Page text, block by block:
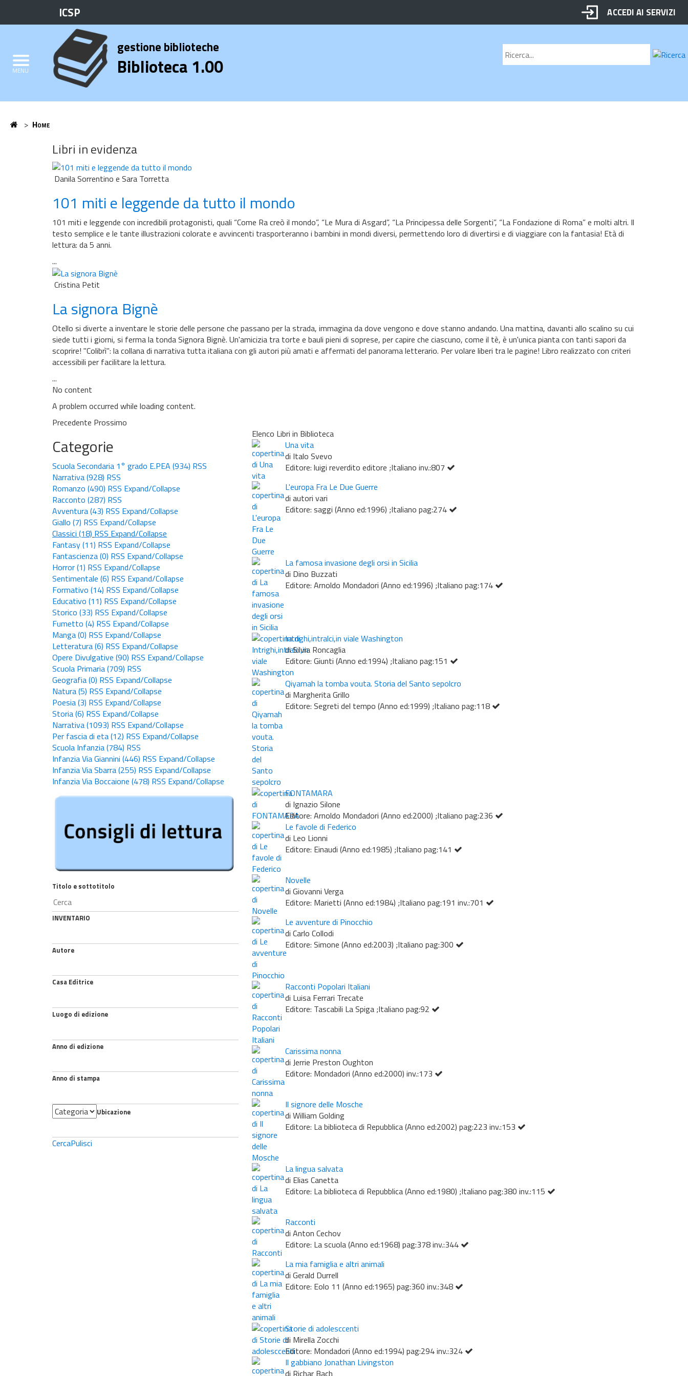
Credits
ICSP ACCEDI AI SERVIZI
Biblioteca
MENU
gestione biblioteche
Biblioteca 1.00
Motore
Home
> Home
Libri in evidenza
Danila Sorrentino e Sara Torretta
101 miti e leggende da tutto il mondo
101 miti e leggende con incredibili protagonisti, quali “Come Ra creò il mondo”, “Le Mura di Asgard”, “La Principessa delle Sorgenti”, “La Fondazione di Roma” e molti altri. Il
testo semplice e le tante illustrazioni colorate e avvincenti trasporteranno i bambini in mondi diversi, permettendo loro di divertirsi e di viaggiare con la fantasia! Età di
lettura: da 5 anni.
...
Cristina Petit
La signora Bignè
Otello si diverte a inventare le storie delle persone che passano per la strada, immagina da dove vengono e dove stanno andando. Una mattina, davanti allo scalino su cui
siede tutti i giorni, si ferma la tonda Signora Bignè. Un'amicizia tra torte e bauli pieni di soprese, per capire che ciascuno, come il tè, è un'unica pianta con tanti sapori da
scoprire! ''Colibrì'': la collana di narrativa tutta italiana con gli autori più amati e affermati del panorama letterario. Per volare liberi tra le pagine! Libro realizzato con criteri
accessibili per facilitare la lettura.
...
No content
A problem occurred while loading content.
Precedente Prossimo
Categorie
Scuola Secondaria 1° grado E.PEA (934) RSS
Narrativa(928) RSS
Romanzo (490) RSS Expand/Collapse
Racconto (287) RSS
Avventura(43) RSS Expand/Collapse
Giallo (7) RSS Expand/Collapse
Classici (18) RSS Expand/Collapse
Fantasy(11) RSS Expand/Collapse
Fantascienza(0) RSS Expand/Collapse
Horror(1) RSS Expand/Collapse
Sentimentale (6) RSS Expand/Collapse
Formativo (14) RSS Expand/Collapse
Educativo (11) RSS Expand/Collapse
Storico (33) RSS Expand/Collapse
Fumetto (4) RSS Expand/Collapse
Manga(0) RSS Expand/Collapse
Letteratura(6) RSS Expand/Collapse
Opere Divulgative (90) RSS Expand/Collapse
Scuola Primaria(709) RSS
Geografia(0) RSS Expand/Collapse
Natura(5) RSS Expand/Collapse
Poesia(3) RSS Expand/Collapse
Storia(6) RSS Expand/Collapse
Narrativa(1093) RSS Expand/Collapse
Per fascia di eta(12) RSS Expand/Collapse
Scuola Infanzia(784) RSS
Infanzia Via Giannini (446) RSS Expand/Collapse
Infanzia Via Sbarra(255) RSS Expand/Collapse
Infanzia Via Boccaione (478) RSS Expand/Collapse
Titolo e sottotitolo
INVENTARIO
Autore
Casa Editrice
Luogo di edizione
Anno di edizione
Anno di stampa
Categoria Ubicazione
CercaPulisci
Elenco Libri in Biblioteca
Una vita
di Italo Svevo
Editore: luigi reverdito editore ;Italiano inv.:807
L'europa Fra Le Due Guerre
di autori vari
Editore: saggi (Anno ed:1996) ;Italiano pag:274
La famosa invasione degli orsi in Sicilia
di Dino Buzzati
Editore: Arnoldo Mondadori (Anno ed:1996) ;Italiano pag:174
Intrighi,intralci,in viale Washington
di Silvia Roncaglia
Editore: Giunti (Anno ed:1994) ;Italiano pag:151
Qiyamah la tomba vouta. Storia del Santo sepolcro
di Margherita Grillo
Editore: Segreti del tempo (Anno ed:1999) ;Italiano pag:118
FONTAMARA
di Ignazio Silone
Editore: Arnoldo Mondadori (Anno ed:2000) ;Italiano pag:236
Le favole di Federico
di Leo Lionni
Editore: Einaudi (Anno ed:1985) ;Italiano pag:141
Novelle
di Giovanni Verga
Editore: Marietti (Anno ed:1984) ;Italiano pag:191 inv.:701
Le avventure di Pinocchio
di Carlo Collodi
Editore: Simone (Anno ed:2003) ;Italiano pag:300
Racconti Popolari Italiani
di Luisa Ferrari Trecate
Editore: Tascabili La Spiga ;Italiano pag:92
Carissima nonna
di Jerrie Preston Oughton
Editore: Mondadori (Anno ed:2000) inv.:173
Il signore delle Mosche
di William Golding
Editore: La biblioteca di Repubblica (Anno ed:2002) pag:223 inv.:153
La lingua salvata
di Elias Canetta
Editore: La biblioteca di Repubblica (Anno ed:1980) ;Italiano pag:380 inv.:115
Racconti
di Anton Cechov
Editore: La scuola (Anno ed:1968) pag:378 inv.:344
La mia famiglia e altri animali
di Gerald Durrell
Editore: Eolo 11 (Anno ed:1965) pag:360 inv.:348
Storie di adolesccenti
di Mirella Zocchi
Editore: Mondadori (Anno ed:1994) pag:294 inv.:324
Il gabbiano Jonathan Livingston
di Richar Bach